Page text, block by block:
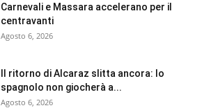
Carnevali e Massara accelerano per il
centravanti
Agosto 6, 2026
Il ritorno di Alcaraz slitta ancora: lo
spagnolo non giocherà a...
Agosto 6, 2026